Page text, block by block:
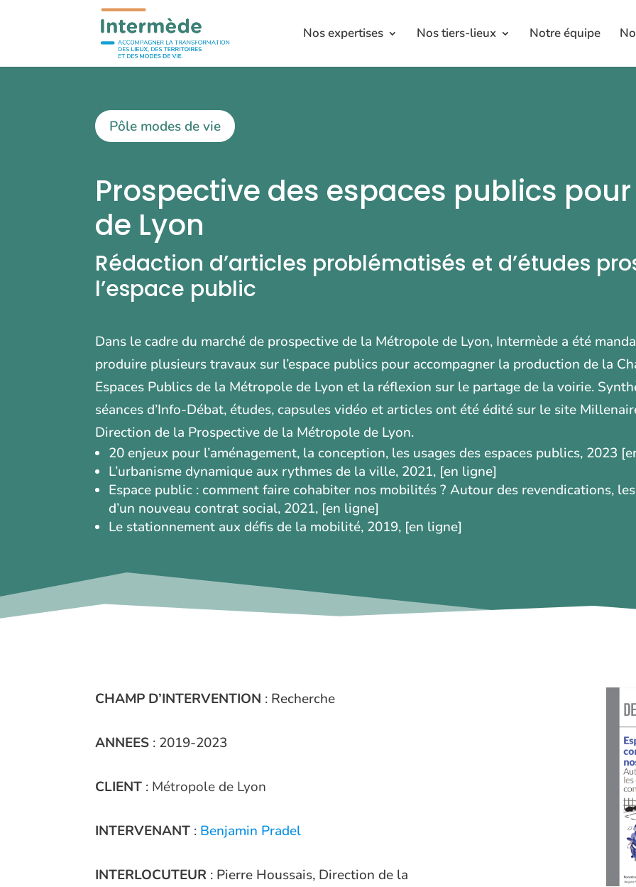
Nos expertises Nos tiers-lieux Notre équipe
Pôle modes de vie
Prospective des espaces publics
de Lyon
Rédaction d’articles problématisés et d’études
l’espace public
Dans le cadredu marché de prospective de la Métropole de Lyon, Intermède a été
produire plusieurs travaux sur l’espace publics pour accompagner la production de la
Espaces Publics de la Métropole de Lyon et la réflexion sur le partage de la voirie.
séances d’Info-Débat, études, capsules vidéo et articles ont été édité sur le site
Direction de la Prospective de la Métropole de Lyon.
20 enjeux pour l’aménagement, la conception, les usages des espaces publics, 2023
L’urbanisme dynamique aux rythmes de la ville, 2021, [en ligne]
Espace public : comment faire cohabiter nos mobilités ? Autour des revendications,
d’un nouveau contrat social, 2021, [en ligne]
Le stationnement aux défis de la mobilité, 2019, [en ligne]
CHAMP D’INTERVENTION : Recherche
ANNEES : 2019-2023
CLIENT : Métropole de Lyon
INTERVENANT : Benjamin Pradel
INTERLOCUTEUR : Pierre Houssais, Direction de la